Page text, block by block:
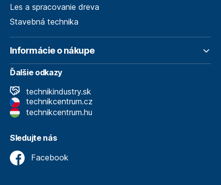
Les a spracovanie dreva
Stavebná technika
Informácie o nákupe
Ďalšie odkazy
technikindustry.sk
technikcentrum.cz
technikcentrum.hu
Sledujte nás
Facebook